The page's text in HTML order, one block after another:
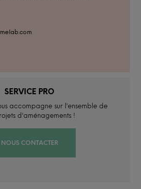
SERVICE PRO
accompagne sur l'ensemble de
d'aménagements !
NOUS CONTACTER